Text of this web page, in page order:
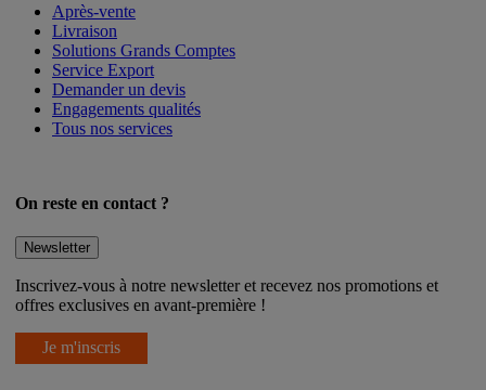
Après-vente
Livraison
Solutions Grands Comptes
Service Export
Demander un devis
Engagements qualités
Tous nos services
On reste en contact ?
Newsletter
Inscrivez-vous à notre newsletter et recevez nos promotions et
offres exclusives en avant-première !
Je m'inscris